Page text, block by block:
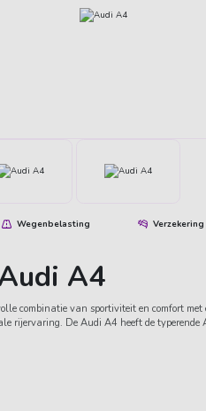
Wegenbelasting Verzekering
A4
combinatie van sportiviteit en comfort
rijervaring. De Audi A4 heeft de